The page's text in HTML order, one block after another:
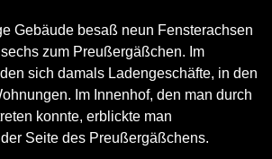
Gebäude besaß neun Fensterachsen
zum Preußergäßchen. Im
sich damals Ladengeschäfte, in den
Im Innenhof, den man durch
konnte, erblickte man
Seite des Preußergäßchens.